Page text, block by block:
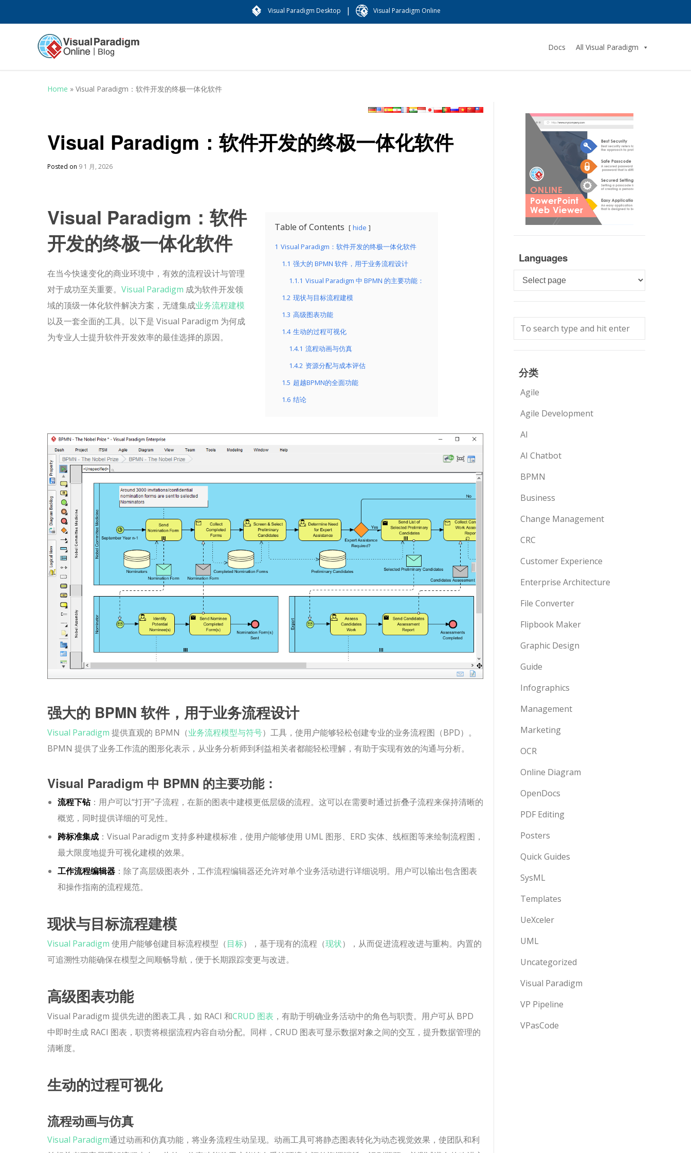
Visual Paradigm Desktop | Visual Paradigm Online
Docs All Visual Paradigm
Home » Visual Paradigm：软件开发的终极一体化软件
Visual Paradigm：软件开发的终极一体化软件
Posted on 9 1 月, 2026
Table of Contents hide
1 Visual Paradigm：软件开发的终极一体化软件
1.1 强大的 BPMN 软件，用于业务流程设计
1.1.1 Visual Paradigm 中 BPMN 的主要功能：
1.2 现状与目标流程建模
1.3 高级图表功能
1.4 生动的过程可视化
1.4.1 流程动画与仿真
1.4.2 资源分配与成本评估
1.5 超越BPMN的全面功能
1.6 结论
Visual Paradigm：软件
开发的终极一体化软件
在当今快速变化的商业环境中，有效的流程设计与管理
对于成功至关重要。 Visual Paradigm 成为软件开发领
域的顶级一体化软件解决方案，无缝集成业务流程建模
以及一套全面的工具。以下是 Visual Paradigm 为何成
为专业人士提升软件开发效率的最佳选择的原因。
强大的 BPMN 软件，用于业务流程设计
Visual Paradigm 提供直观的 BPMN（业务流程模型与符号）工具，使用户能够轻松创建专业的业务流程图（BPD）。
BPMN 提供了业务工作流的图形化表示，从业务分析师到利益相关者都能轻松理解，有助于实现有效的沟通与分析。
Visual Paradigm 中 BPMN 的主要功能：
流程下钻：用户可以“打开”子流程，在新的图表中建模更低层级的流程。这可以在需要时通过折叠子流程来保持清晰的
概览，同时提供详细的可见性。
跨标准集成 ：Visual Paradigm 支持多种建模标准，使用户能够使用 UML 图形、ERD 实体、线框图等来绘制流程图，
最大限度地提升可视化建模的效果。
工作流程编辑器 ：除了高层级图表外，工作流程编辑器还允许对单个业务活动进行详细说明。用户可以输出包含图表
和操作指南的流程规范。
现状与目标流程建模
Visual Paradigm 使用户能够创建目标流程模型（目标），基于现有的流程（现状），从而促进流程改进与重构。内置的
可追溯性功能确保在模型之间顺畅导航，便于长期跟踪变更与改进。
高级图表功能
Visual Paradigm 提供先进的图表工具，如 RACI 和CRUD 图表 ，有助于明确业务活动中的角色与职责。用户可从 BPD
中即时生成 RACI 图表，职责将根据流程内容自动分配。同样，CRUD 图表可显示数据对象之间的交互，提升数据管理的
清晰度。
生动的过程可视化
流程动画与仿真
Visual Paradigm通过动画和仿真功能，将业务流程生动呈现。动画工具可将静态图表转化为动态视觉效果，使团队和利
Languages
Languages
分类
Agile
Agile Development
AI
AI Chatbot
BPMN
Business
Change Management
CRC
Customer Experience
Enterprise Architecture
File Converter
Flipbook Maker
Graphic Design
Guide
Infographics
Management
Marketing
OCR
Online Diagram
OpenDocs
PDF Editing
Posters
Quick Guides
SysML
Templates
UeXceler
UML
Uncategorized
Visual Paradigm
VP Pipeline
VPasCode